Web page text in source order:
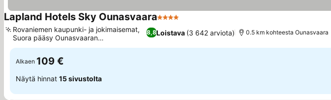
Lapland Hotels Sky Ounasvaara4 Tähtiluokitus
8,8Loistava (3 642 arviota)
Rovaniemen kaupunki- ja jokimaisemat,
Suora pääsy Ounasvaaran
laskettelurinteille
0.5 km kohteesta Ounasvaara
Alkaen 109 €
Näytä hinnat 15 sivustolta